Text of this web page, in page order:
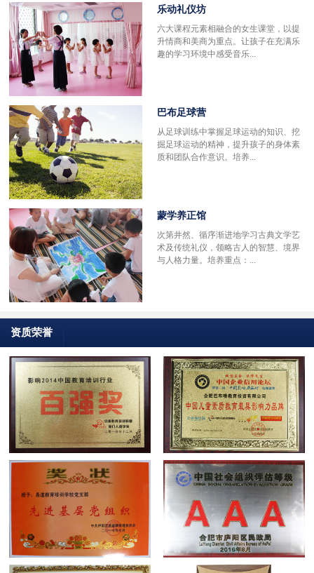
乐动礼仪坊
六大课程元素相融合的女生课堂，以提
升情商和美商为重点。让孩子在充满乐
趣的学习环境中感受音乐...
巴布足球营
从足球训练中掌握足球运动的知识、挖
掘足球运动的精神，提升孩子的身体素
质和团队合作意识。培养...
蒙学养正馆
次第井然、循序渐进地学习古典文学艺
术及传统礼仪，领略古人的智慧、境界
与人格力量。培养重点：...
资质荣誉